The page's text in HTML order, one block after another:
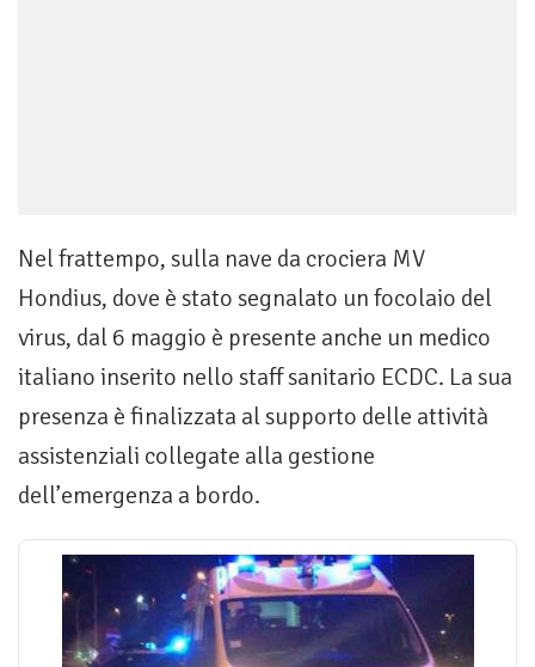
Nel frattempo, sulla nave da crociera MV
Hondius, dove è stato segnalato un focolaio del
virus, dal 6 maggio è presente anche un medico
italiano inserito nello staff sanitario ECDC. La sua
presenza è finalizzata al supporto delle attività
assistenziali collegate alla gestione
dell’emergenza a bordo.